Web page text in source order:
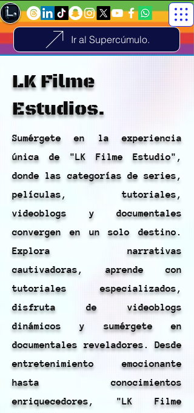
Ir al Supercúmulo.
LK Filme
Estudios.
Sumérgete en la experiencia
única de "LK Filme Estudio",
donde las categorías de series,
películas, tutoriales,
videoblogs y documentales
convergen en un solo destino.
Explora narrativas
cautivadoras, aprende con
tutoriales especializados,
disfruta de videoblogs
dinámicos y sumérgete en
documentales reveladores. Desde
entretenimiento emocionante
hasta conocimientos
enriquecedores, "LK Filme